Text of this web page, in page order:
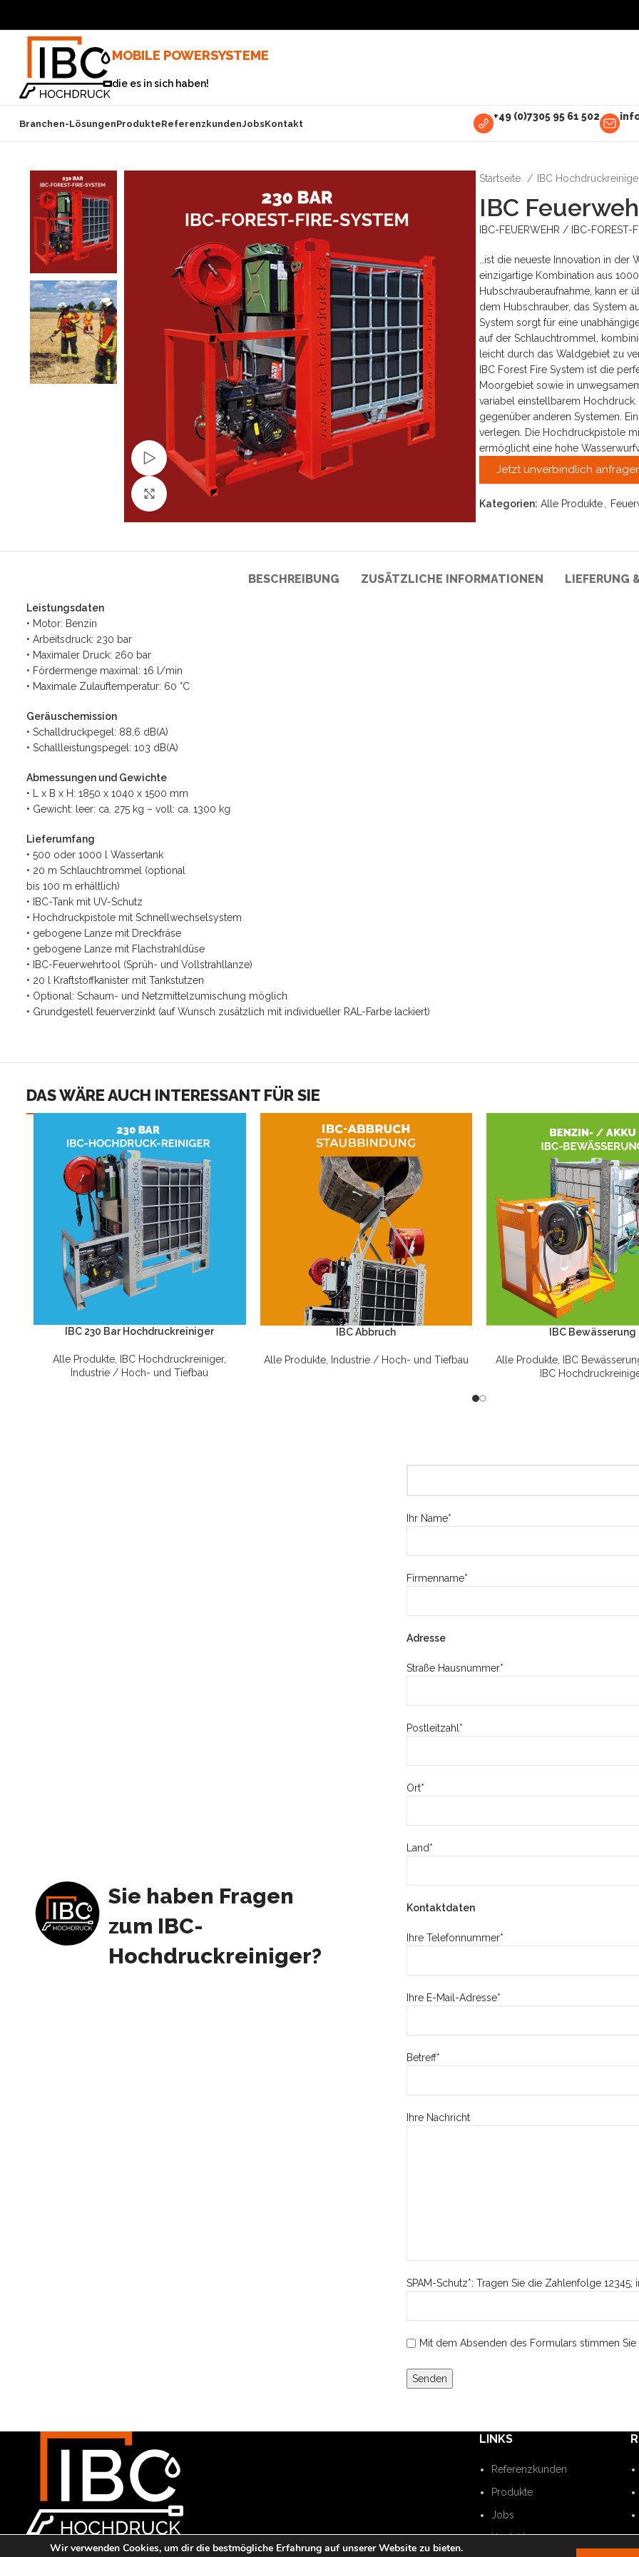
MOBILE POWERSYSTEME
die es in sich haben!
Branchen-LösungenProdukteReferenzkundenJobsKontakt
+49 (0)7305 95 61 502
Schau Video
Klick zum Vergrößern
Startseite IBC
IBC
IBC-FEUERWEHR / IBC-FOREST-
…ist die neueste Innovation in
einzigartige Kombination aus
Hubschrauberaufnahme, kann er
dem Hubschrauber, das System
System sorgt für eine
auf der Schlauchtrommel,
leicht durch das Waldgebiet zu
IBC Forest Fire System ist die
Moorgebiet sowie in
variabel einstellbarem
gegenüber anderen Systemen.
verlegen. Die Hochdruckpistole
ermöglicht eine hohe
Jetzt unverbindlich
Kategorien: Alle Produkte
BESCHREIBUNG ZUSÄTZLICHE INFORMATIONEN LIEFERUNG
Leistungsdaten
• Motor: Benzin
• Arbeitsdruck: 230 bar
• Maximaler Druck: 260 bar
• Fördermenge maximal: 16 l/min
• Maximale Zulauftemperatur: 60 °C
Geräuschemission
• Schalldruckpegel: 88,6 dB(A)
• Schallleistungspegel: 103 dB(A)
Abmessungen und Gewichte
• L x B x H: 1850 x 1040 x 1500 mm
• Gewicht: leer: ca. 275 kg – voll: ca. 1300 kg
Lieferumfang
• 500 oder 1000 l Wassertank
• 20 m Schlauchtrommel (optional
bis 100 m erhältlich)
• IBC-Tank mit UV-Schutz
• Hochdruckpistole mit Schnellwechselsystem
• gebogene Lanze mit Dreckfräse
• gebogene Lanze mit Flachstrahldüse
• IBC-Feuerwehrtool (Sprüh- und Vollstrahllanze)
• 20 l Kraftstoffkanister mit Tankstutzen
• Optional: Schaum- und Netzmittelzumischung möglich
• Grundgestell feuerverzinkt (auf Wunsch zusätzlich mit individueller RAL-Farbe lackiert)
DAS WÄRE AUCH INTERESSANT FÜR SIE
IBC 230 Bar Hochdruckreiniger
Alle Produkte IBC Hochdruckreiniger,
Industrie / Hoch- und Tiefbau
IBC Abbruch
Alle Produkte, Industrie / Hoch- und Tiefbau
IBC Bewässerung
Alle Produkte, IBC
IBC
Sie haben Fragen
zum IBC-
Hochdruckreiniger?
Ihr Name*
Firmenname*
Adresse
Straße Hausnummer*
Postleitzahl*
Ort*
Land*
Kontaktdaten
Ihre Telefonnummer*
Ihre E-Mail-Adresse*
Betreff*
Ihre Nachricht
SPAM-Schutz*: Tragen Sie die Zahlenfolge 12345;
Mit dem Absenden des Formulars stimmen
Hier finden Sie uns:
LINKS
Referenzkunden
Produkte
Jobs
Kontakt
Wir verwenden Cookies, um dir die bestmögliche Erfahrung auf unserer Website zu bieten.